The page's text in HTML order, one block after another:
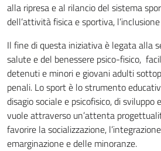
alla ripresa e al rilancio del sistema
dell’attività fisica e sportiva,
Il fine di questa iniziativa è legata alla
salute e del benessere psico-fisico,
detenuti e minori e giovani adulti
penali. Lo sport è lo strumento
disagio sociale e psicofisico, di sviluppo
vuole attraverso un’attenta
favorire la socializzazione,
emarginazione e delle minoranze.